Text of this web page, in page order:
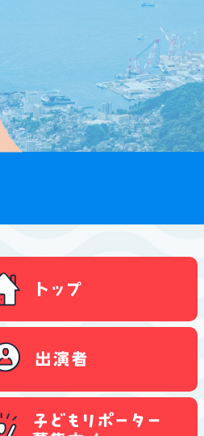
ポーター募集中